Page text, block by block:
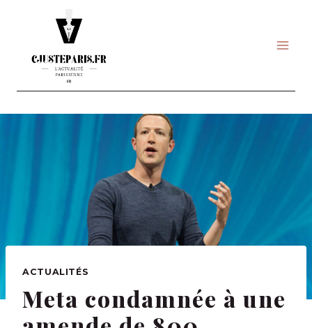
ACTUALITÉS
Meta condamnée à une